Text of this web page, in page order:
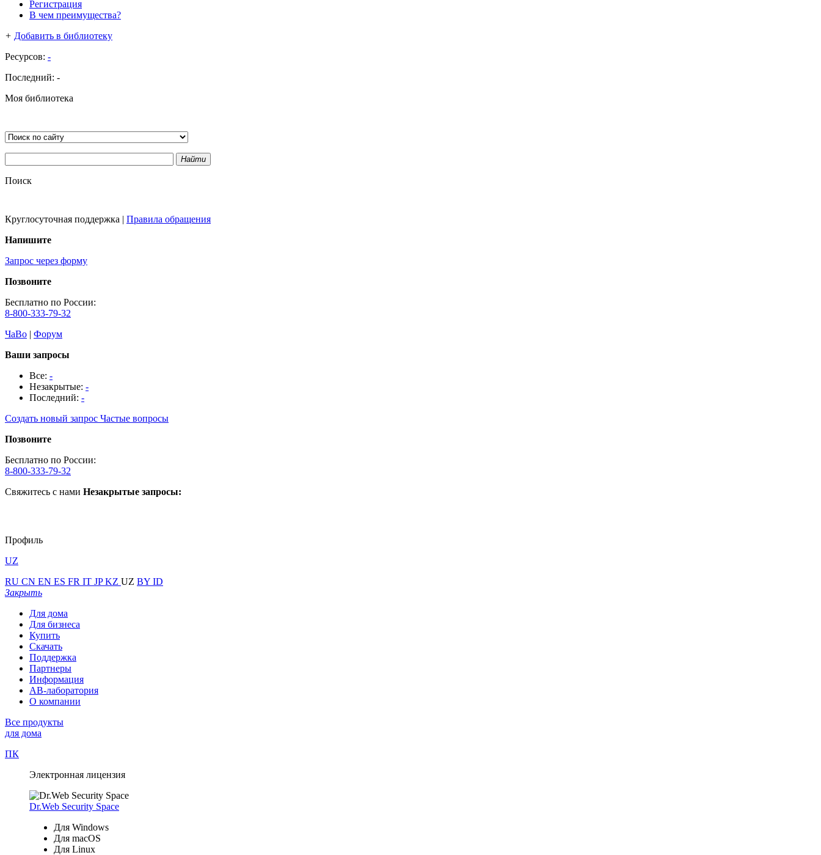
Регистрация
В чем преимущества?
+ Добавить в библиотеку
Ресурсов: -
Последний: -
Моя библиотека
Найти
Поиск
Круглосуточная поддержка | Правила обращения
Напишите
Запрос через форму
Позвоните
Бесплатно по России:
8-800-333-79-32
ЧаВо | Форум
Ваши запросы
Все: -
Незакрытые: -
Последний: -
Создать новый запрос Частые вопросы
Позвоните
Бесплатно по России:
8-800-333-79-32
Свяжитесь с нами Незакрытые запросы:
Профиль
UZ
RU CN EN ES FR IT JPKZ UZ BY ID
Закрыть
Для дома
Для бизнеса
Купить
Скачать
Поддержка
Партнеры
Информация
АВ-лаборатория
О компании
Все продукты
для дома
ПК
Электронная лицензия
Dr.Web Security Space
Для Windows
Для macOS
Для Linux